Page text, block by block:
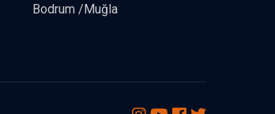
Bodrum /Muğla